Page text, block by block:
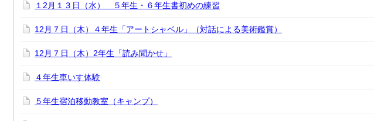
１2月１３日（水） ５年生・６年生書初めの練習
12月７日（木）４年生「アートシャベル」（対話による美術鑑賞）
12月７日（木）2年生「読み聞かせ」
４年生車いす体験
５年生宿泊移動教室（キャンプ）